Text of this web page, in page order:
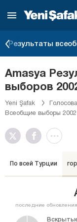
Результаты
Amasya
выборов
Yeni Şafak
Всеобщие выборы 2002
По всей Турции
последние